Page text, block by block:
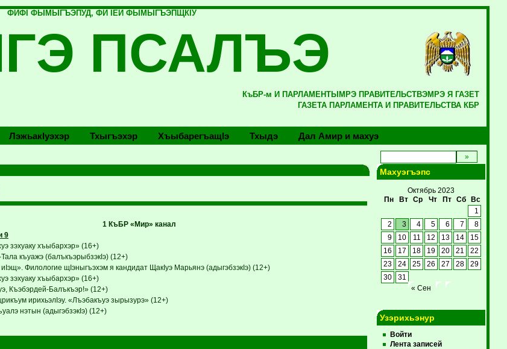
ФИФI ФЫМЫГЪЭПУД, ФИ IЕЙ ФЫМЫГЪЭПЩКIУ
ПСАЛЪЭ
КъБР-м И ПАРЛАМЕНТЫМРЭ ПРАВИТЕЛЬСТВЭМРЭ Я ГАЗЕТ
ГАЗЕТА ПАРЛАМЕНТА И ПРАВИТЕЛЬСТВА КБР
Лэжьакlуэхэр Тхыгъэхэр Хъыбарегъащlэ Тхыдэ Дал Амир и махуэ
1 КъБР «Мир» канал
9
зэхуаку хъыбархэр» (16+)
къуажэ (балъкъэрыбзэкIэ) (12+)
Филологие щIэныгъэхэм я кандидат ЩакIуэ Марьянэ (адыгэбзэкIэ) (12+)
зэхуаку хъыбархэр» (16+)
Къэбэрдей-Балъкъэр!» (12+)
ирихьэлIэу. «Лъэбакъуэ зырызурэ» (12+)
нэтын (адыгэбзэкIэ) (12+)
Махуэгъэпс
Октябрь 2023
Пн
Вт Ср Чт Пт Сб
Вс
1
2
3 4 5 6 7
8
9
10 11 12 13 14
15
16
17 18 19 20 21
22
23
24 25 26 27 28
29
30
31
« Сен
Узэрихьэнур
Войти
Лента записей